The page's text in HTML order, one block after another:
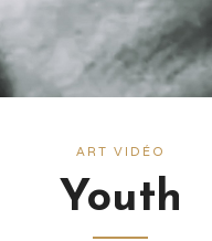
ART VIDÉO
Youth